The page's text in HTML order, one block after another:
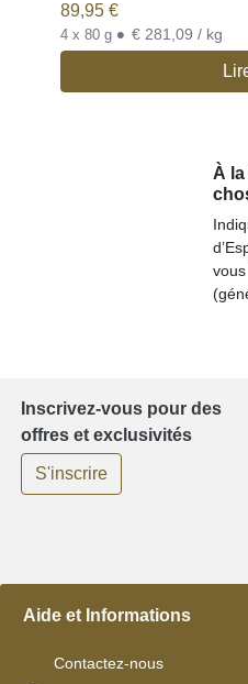
89,95 €
4 x 80 g • € 281,09 / kg
À
Inscrivez-vous pour des
offres et exclusivités
S'inscrire
Aide et Informations
Contactez-nous